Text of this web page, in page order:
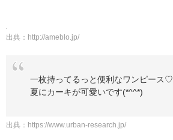
出典： http://ameblo.jp/
一枚持ってるっと便利なワンピース♡
夏にカーキが可愛いです(*^^*)
出典： https://www.urban-research.jp/